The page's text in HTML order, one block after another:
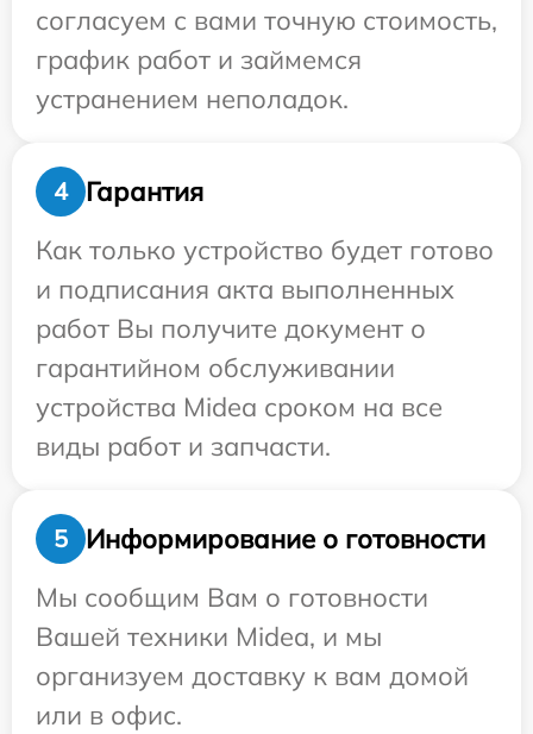
согласуем с вами точную стоимость,
график работ и займемся
устранением неполадок.
4
Гарантия
Как только устройство будет готово
и подписания акта выполненных
работ Вы получите документ о
гарантийном обслуживании
устройства Midea сроком на все
виды работ и запчасти.
5
Информирование о готовности
Мы сообщим Вам о готовности
Вашей техники Midea, и мы
организуем доставку к вам домой
или в офис.